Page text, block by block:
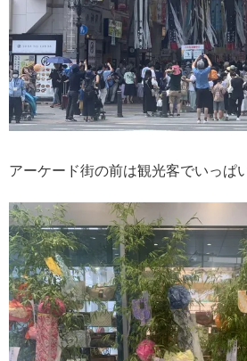
アーケード街の前は観光客でいっぱ